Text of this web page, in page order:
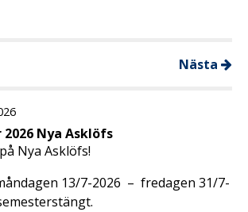
Nästa
Nya Asklöfs
Nya Asklöfs!
13/7-2026 – fredagen 31/7-